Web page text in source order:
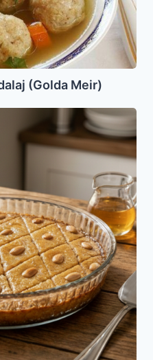
(Golda Meir)